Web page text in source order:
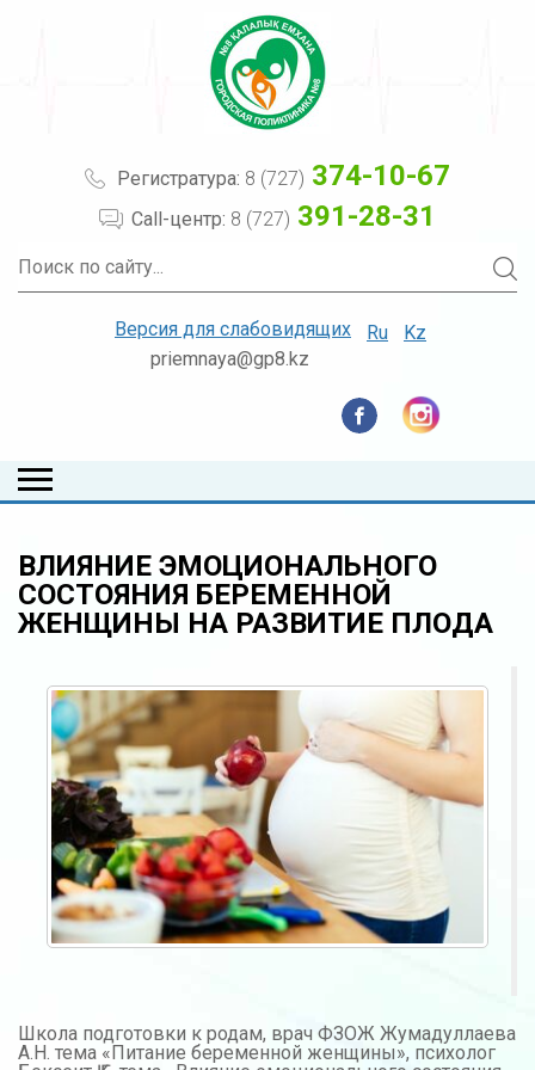
Регистратура: 8 (727) 374-10-67
Call-центр: 8 (727) 391-28-31
Версия для слабовидящих
priemnaya@gp8.kz
Ru Kz
ВЛИЯНИЕ ЭМОЦИОНАЛЬНОГО
СОСТОЯНИЯ БЕРЕМЕННОЙ
ЖЕНЩИНЫ НА РАЗВИТИЕ ПЛОДА
Школа подготовки к родам, врач ФЗОЖ Жумадуллаева
А.Н. тема «Питание беременной женщины», психолог